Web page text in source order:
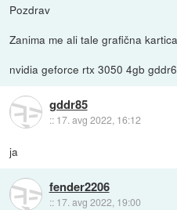
Pozdrav
Zanima me ali tale grafična
nvidia geforce rtx 3050 4gb
gddr85
:: 17. avg 2022, 16:12
ja
fender2206
:: 17. avg 2022, 19:00